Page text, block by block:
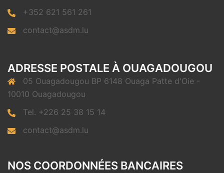
+352 621 561 261
contact@asdm.lu
ADRESSE POSTALE À OUAGADOUGOU
05 Ouagadougou BP 6148 Ouaga Patte d'Oie -
10010 Ouagadougou
Tel. +226 25 38 15 14
contact@asdm.lu
NOS COORDONNÉES BANCAIRES